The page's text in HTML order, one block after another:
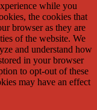
while you
the cookies that
browser as they are
of the website. We
and understand how
in your browser
to opt-out of these
may have an effect